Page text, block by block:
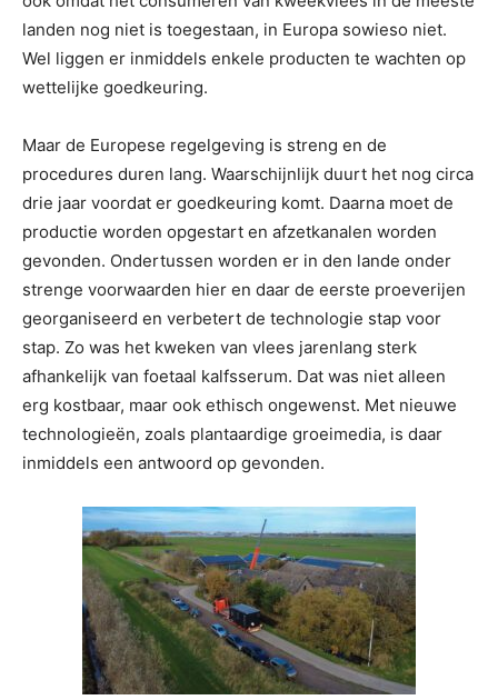
landen nog niet is toegestaan, in Europa sowieso niet.
Wel liggen er inmiddels enkele producten te wachten op
wettelijke goedkeuring.
Maar de Europese regelgeving is streng en de
procedures duren lang. Waarschijnlijk duurt het nog circa
drie jaar voordat er goedkeuring komt. Daarna moet de
productie worden opgestart en afzetkanalen worden
gevonden. Ondertussen worden er in den lande onder
strenge voorwaarden hier en daar de eerste proeverijen
georganiseerd en verbetert de technologie stap voor
stap. Zo was het kweken van vlees jarenlang sterk
afhankelijk van foetaal kalfsserum. Dat was niet alleen
erg kostbaar, maar ook ethisch ongewenst. Met nieuwe
technologieën, zoals plantaardige groeimedia, is daar
inmiddels een antwoord op gevonden.